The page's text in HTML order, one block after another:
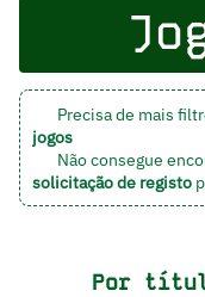
Precisa de mais
jogos
Não consegue
solicitação de registo
Por